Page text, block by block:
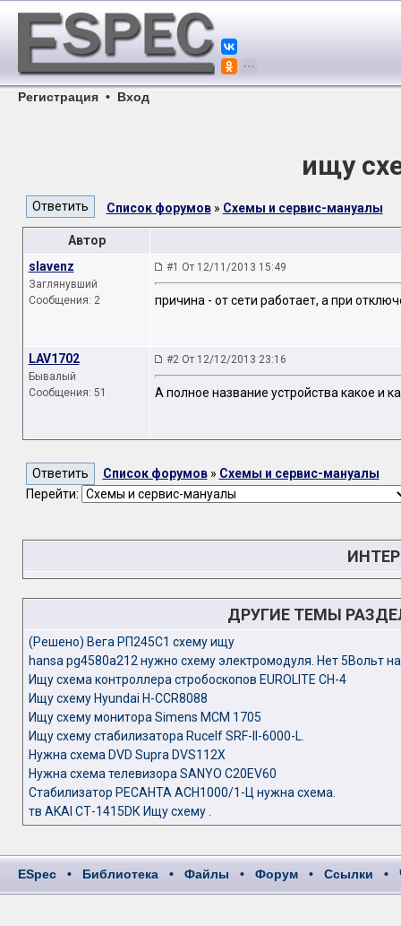
Регистрация • Вход
ищу
Список форумов» Схемы и сервис-мануалы
Автор
slavenz
Заглянувший
Сообщения: 2
#1 От 12/11/2013 15:49
причина - от сети работает, а при
LAV1702
Бывалый
Сообщения: 51
#2 От 12/12/2013 23:16
А полное название устройства какое и
Список форумов» Схемы и сервис-мануалы
Перейти:
ДРУГИЕ ТЕМЫ
(Решено) Вега РП245С1 схему ищу
hansa pg4580a212 нужно схему электромодуля. Нет 5Вольт
Ищу схема контроллера стробоскопов EUROLITE CH-4
Ищу схему Hyundai H-CCR8088
Ищу схему монитора Simens MCM 1705
Ищу схему стабилизатора Rucelf SRF-II-6000-L.
Нужна схема DVD Supra DVS112X
Нужна схема телевизора SANYO C20EV60
Стабилизатор РЕСАНТА АСН1000/1-Ц нужна схема.
тв AKAI СТ-1415DК Ищу схему .
ESpec • Библиотека • Файлы • Форум • Ссылки •